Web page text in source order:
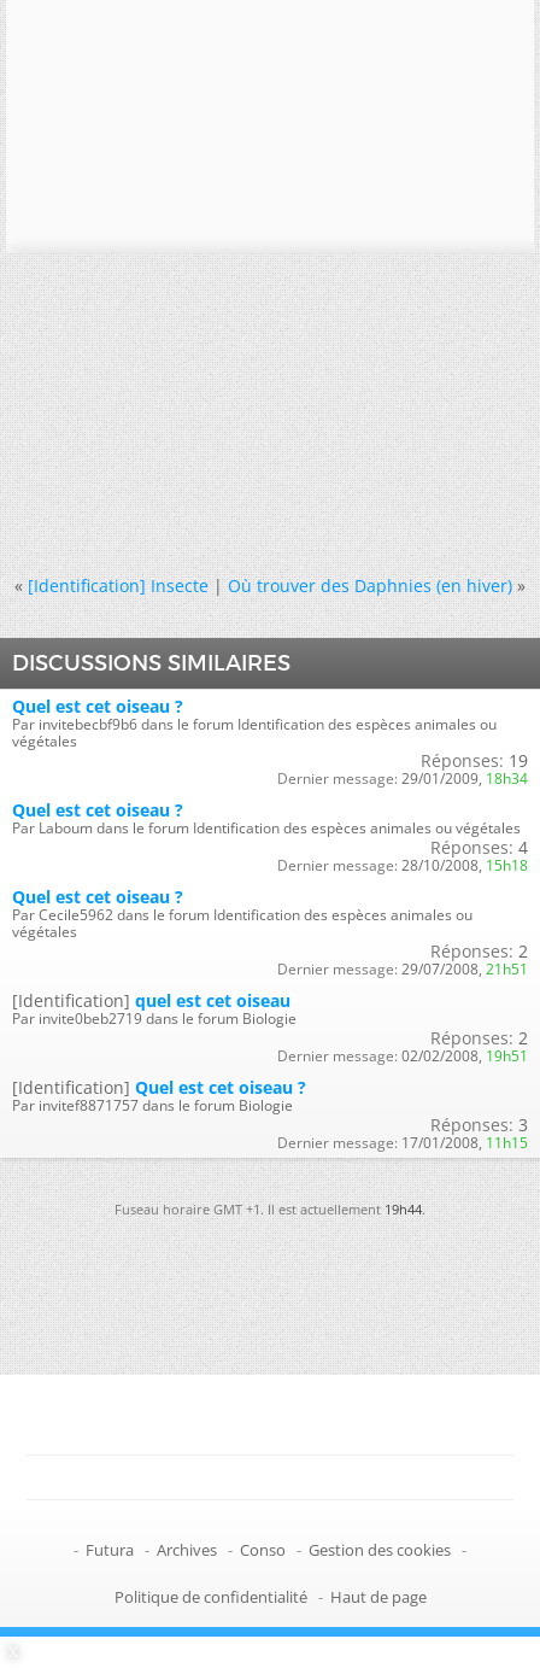
« [Identification] Insecte|Où trouver des Daphnies (en hiver) »
DISCUSSIONS SIMILAIRES
Quel est cet oiseau ?
Par invitebecbf9b6 dans le forum Identification des espèces animales ou
végétales
Réponses: 19
Dernier message: 29/01/2009, 18h34
Quel est cet oiseau ?
Par Laboum dans le forum Identification des espèces animales ou végétales
Réponses: 4
Dernier message: 28/10/2008, 15h18
Quel est cet oiseau ?
Par Cecile5962 dans le forum Identification des espèces animales ou
végétales
Réponses: 2
Dernier message: 29/07/2008, 21h51
[Identification] quel est cet oiseau
Par invite0beb2719 dans le forum Biologie
Réponses: 2
Dernier message: 02/02/2008, 19h51
[Identification] Quel est cet oiseau ?
Par invitef8871757 dans le forum Biologie
Réponses: 3
Dernier message: 17/01/2008, 11h15
Fuseau horaire GMT +1. Il est actuellement19h44.
- Futura - Archives - Conso - Gestion des cookies -
Politique de confidentialité - Haut de page